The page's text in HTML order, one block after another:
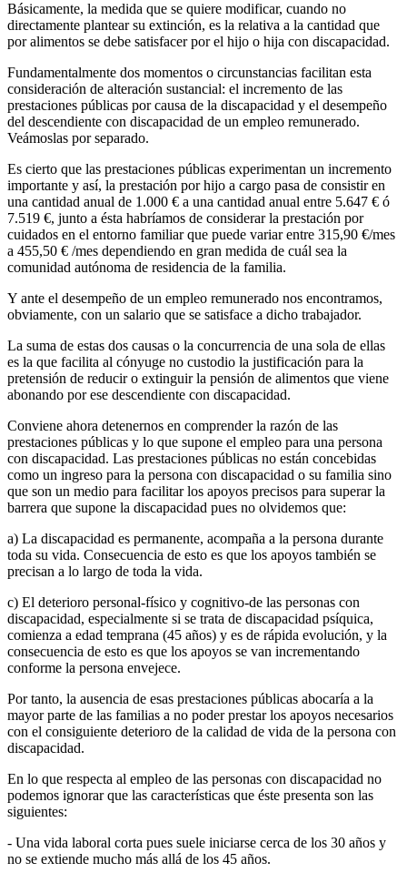
Básicamente, la medida que se quiere modificar, cuando no
directamente plantear su extinción, es la relativa a la cantidad que
por alimentos se debe satisfacer por el hijo o hija con discapacidad.
Fundamentalmente dos momentos o circunstancias facilitan esta
consideración de alteración sustancial: el incremento de las
prestaciones públicas por causa de la discapacidad y el desempeño
del descendiente con discapacidad de un empleo remunerado.
Veámoslas por separado.
Es cierto que las prestaciones públicas experimentan un incremento
importante y así, la prestación por hijo a cargo pasa de consistir en
una cantidad anual de 1.000 € a una cantidad anual entre 5.647 € ó
7.519 €, junto a ésta habríamos de considerar la prestación por
cuidados en el entorno familiar que puede variar entre 315,90 €/mes
a 455,50 € /mes dependiendo en gran medida de cuál sea la
comunidad autónoma de residencia de la familia.
Y ante el desempeño de un empleo remunerado nos encontramos,
obviamente, con un salario que se satisface a dicho trabajador.
La suma de estas dos causas o la concurrencia de una sola de ellas
es la que facilita al cónyuge no custodio la justificación para la
pretensión de reducir o extinguir la pensión de alimentos que viene
abonando por ese descendiente con discapacidad.
Conviene ahora detenernos en comprender la razón de las
prestaciones públicas y lo que supone el empleo para una persona
con discapacidad. Las prestaciones públicas no están concebidas
como un ingreso para la persona con discapacidad o su familia sino
que son un medio para facilitar los apoyos precisos para superar la
barrera que supone la discapacidad pues no olvidemos que:
a) La discapacidad es permanente, acompaña a la persona durante
toda su vida. Consecuencia de esto es que los apoyos también se
precisan a lo largo de toda la vida.
c) El deterioro personal-físico y cognitivo-de las personas con
discapacidad, especialmente si se trata de discapacidad psíquica,
comienza a edad temprana (45 años) y es de rápida evolución, y la
consecuencia de esto es que los apoyos se van incrementando
conforme la persona envejece.
Por tanto, la ausencia de esas prestaciones públicas abocaría a la
mayor parte de las familias a no poder prestar los apoyos necesarios
con el consiguiente deterioro de la calidad de vida de la persona con
discapacidad.
En lo que respecta al empleo de las personas con discapacidad no
podemos ignorar que las características que éste presenta son las
siguientes:
- Una vida laboral corta pues suele iniciarse cerca de los 30 años y
no se extiende mucho más allá de los 45 años.